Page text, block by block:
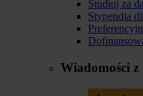
Studiuj za
Stypendia
Wiadomości